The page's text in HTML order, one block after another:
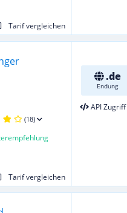
Tarif vergleichen
.de
Endung
API Zugriff
Tarif vergleichen
(18)